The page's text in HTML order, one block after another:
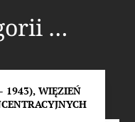
…
1943), WIĘZIEŃ